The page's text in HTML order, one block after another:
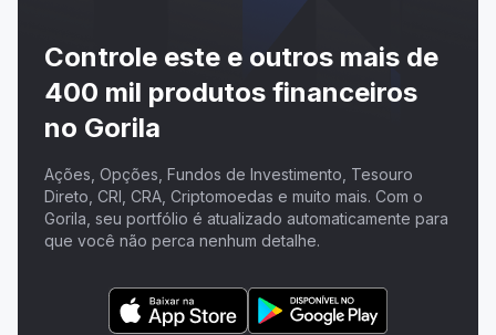
Controle este e outros mais de
400 mil produtos financeiros
no Gorila
Ações, Opções, Fundos de Investimento, Tesouro
Direto, CRI, CRA, Criptomoedas e muito mais. Com o
Gorila, seu portfólio é atualizado automaticamente para
que você não perca nenhum detalhe.